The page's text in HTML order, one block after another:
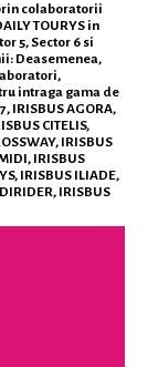
colaboratorii
TOURYS in
5, Sector 6 si
Deasemenea,
intraga gama de
IRISBUS AGORA,
CITELIS,
IRISBUS
IRISBUS
IRISBUS ILIADE,
IRISBUS